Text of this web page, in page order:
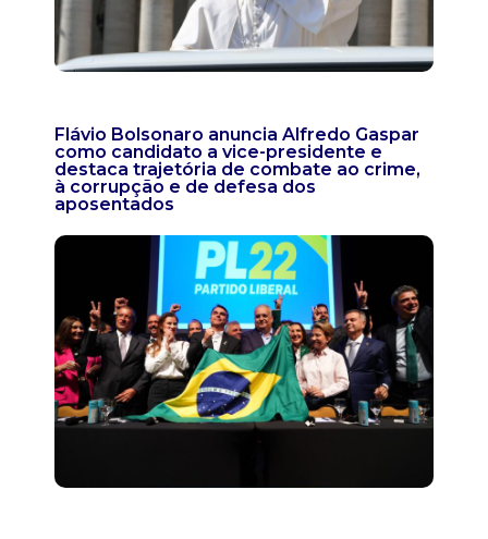
Flávio Bolsonaro anuncia Alfredo Gaspar
como candidato a vice-presidente e
destaca trajetória de combate ao crime,
à corrupção e de defesa dos
aposentados